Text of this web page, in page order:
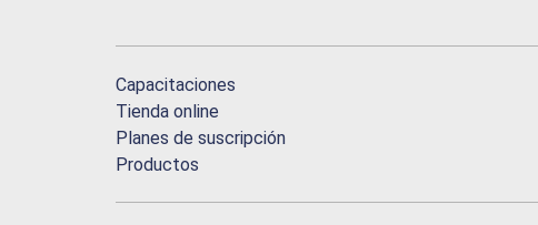
Capacitaciones
Tienda online
Planes de suscripción
Productos